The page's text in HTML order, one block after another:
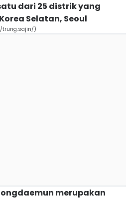
dari 25 distrik yang
Selatan, Seoul
trung.sajin/)
merupakan